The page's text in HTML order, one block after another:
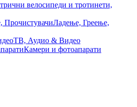
велосипеди и тротинети,
Ладење, Греење,
ТВ, Аудио & Видео
Камери и фотоапарати